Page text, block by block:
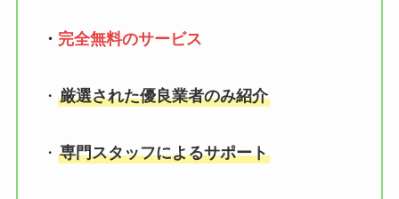
・ 完全無料のサービス
・ 厳選された優良業者のみ紹介
・ 専門スタッフによるサポート